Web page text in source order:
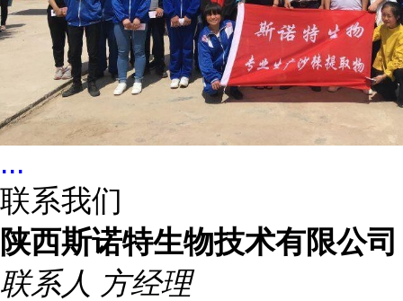
...
联系我们
陕西斯诺特生物技术有限公司
联系人 方经理